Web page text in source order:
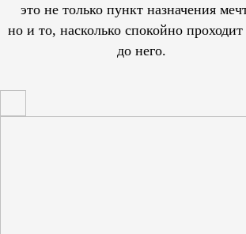
это не только пункт назначения
но и то, насколько спокойно проходит
до него.